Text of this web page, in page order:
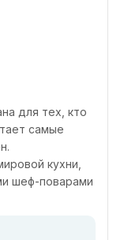
для тех, кто
самые
кухни,
шеф-поварами